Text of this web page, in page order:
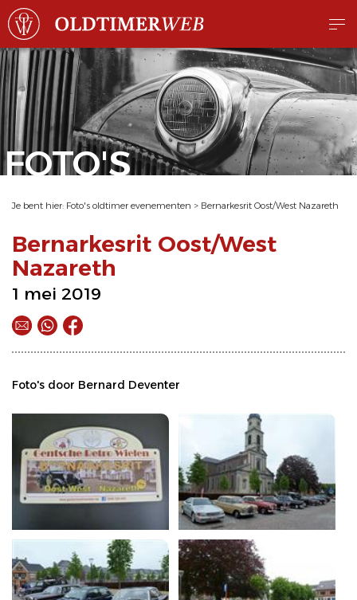
FOTO'S
Je bent hier: Foto's oldtimer evenementen > Bernarkesrit Oost/West Nazareth
Bernarkesrit Oost/West
Nazareth
1 mei 2019
Foto's door Bernard Deventer